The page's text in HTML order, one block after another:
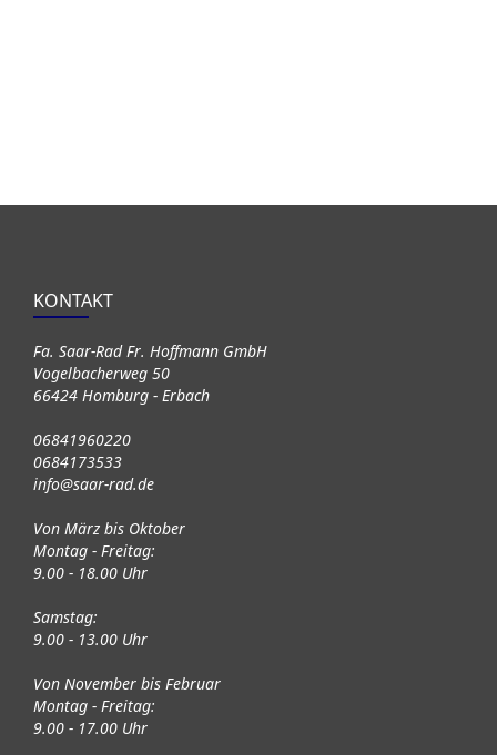
KONTAKT
Fa. Saar-Rad Fr. Hoffmann GmbH
Vogelbacherweg 50
66424 Homburg - Erbach
06841960220
0684173533
info@saar-rad.de
Von März bis Oktober
Montag - Freitag:
9.00 - 18.00 Uhr
Samstag:
9.00 - 13.00 Uhr
Von November bis Februar
Montag - Freitag:
9.00 - 17.00 Uhr